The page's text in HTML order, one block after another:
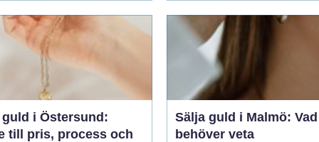
guld i Östersund:
till pris, process och
Sälja guld i Malmö:
behöver veta